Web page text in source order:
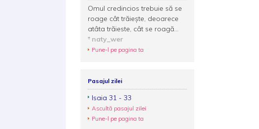
Omul credincios trebuie să se
roage cât trăieşte, deoarece
atâta trăieste, cât se roagă...
naty_wer
Pune-l pe pagina ta
Pasajul zilei
Isaia 31 - 33
Ascultă pasajul zilei
Pune-l pe pagina ta